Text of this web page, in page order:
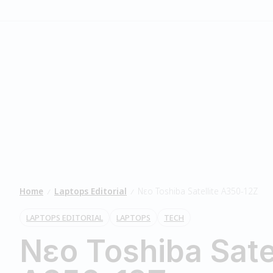
Home Laptops Editorial Νεο Toshiba Satellite A350-12Z
LAPTOPS EDITORIAL LAPTOPS TECH
Νεο Toshiba